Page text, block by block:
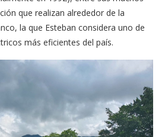
que realizan alrededor de la
la que Esteban considera uno de
más eficientes del país.